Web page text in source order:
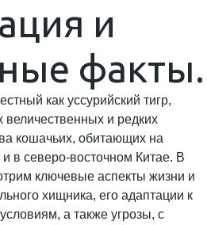
и
факты.
как уссурийский тигр,
и редких
кошачьих, обитающих на
в северо-восточном Китае. В
ключевые аспекты жизни и
хищника, его адаптации к
а также угрозы, с